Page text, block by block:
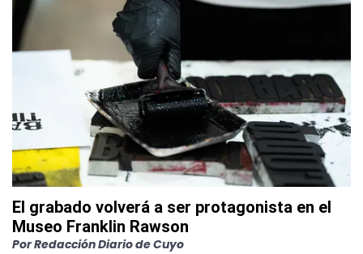
El grabado volverá a ser protagonista en el
Museo Franklin Rawson
PorRedacción Diario de Cuyo